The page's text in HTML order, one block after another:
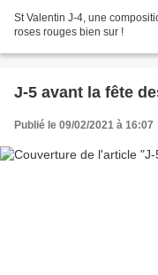
St Valentin J-4, une
roses rouges bien sur !
J-5 avant la fête
Publié le 09/02/2021 à 16:07